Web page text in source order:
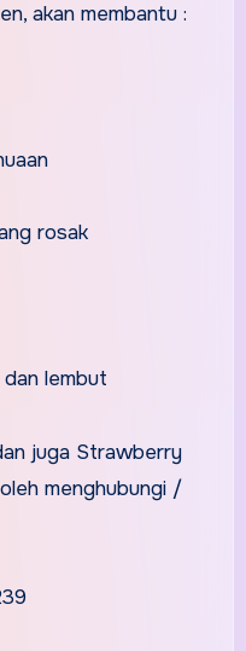
akan membantu :
rosak
lembut
juga Strawberry
menghubungi /